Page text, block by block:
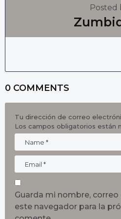
Posted
0 COMMENTS
Tu dirección de correo
Los campos obligatorios están
Guarda mi nombre,
este navegador para la